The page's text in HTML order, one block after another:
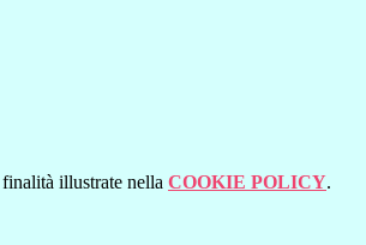
illustrate nella COOKIE POLICY.